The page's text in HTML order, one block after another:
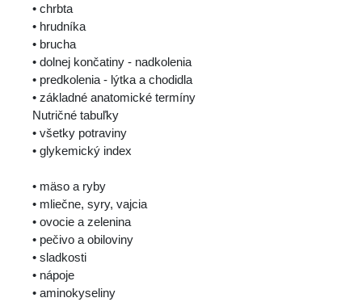
• chrbta
• hrudníka
• brucha
• dolnej končatiny - nadkolenia
• predkolenia - lýtka a chodidla
• základné anatomické termíny
Nutričné tabuľky
• všetky potraviny
• glykemický index
• mäso a ryby
• mliečne, syry, vajcia
• ovocie a zelenina
• pečivo a obiloviny
• sladkosti
• nápoje
• aminokyseliny